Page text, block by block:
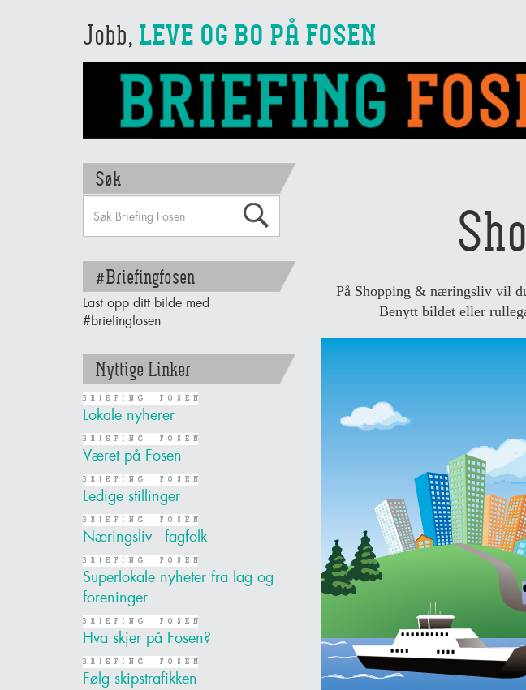
Jobb, LEVE OG BO PÅ FOSEN
Søk
#Briefingfosen
Last opp ditt bilde med
#briefingfosen
Nyttige Linker
Lokale nyherer
Været på Fosen
Ledige stillinger
Næringsliv - fagfolk
Superlokale nyheter fra lag og
foreninger
Hva skjer på Fosen?
Følg skipstrafikken
På Shopping & næringsliv vil
Benytt bildet eller